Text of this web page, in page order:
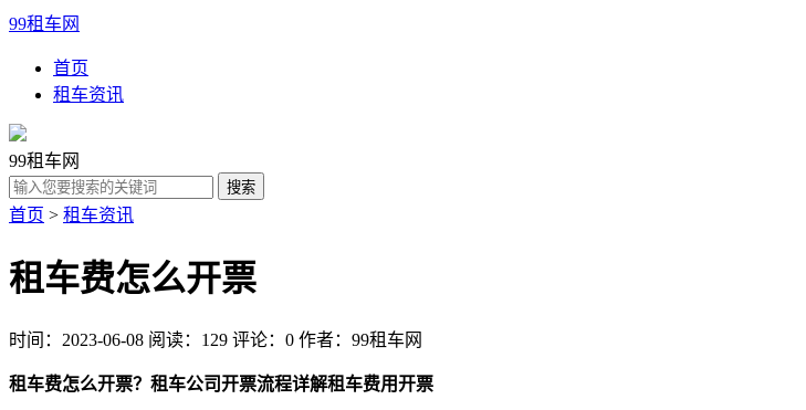
99租车网
首页
租车资讯
99租车网
首页 > 租车资讯
租车费怎么开票
时间：2023-06-08 阅读：129 评论：0 作者：99租车网
租车费怎么开票？租车公司开票流程详解租车费用开票